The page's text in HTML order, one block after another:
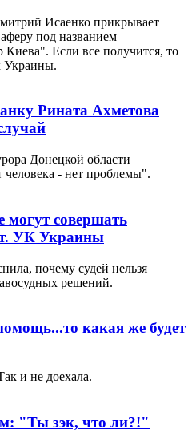
Исаенко прикрывает
под названием
Киева". Если все получится, то
Украины.
Рината Ахметова
Донецкой области
- нет проблемы".
могут совершать
УК Украины
почему судей нельзя
решений.
какая же будет
и не доехала.
"Ты зэк, что ли?!"